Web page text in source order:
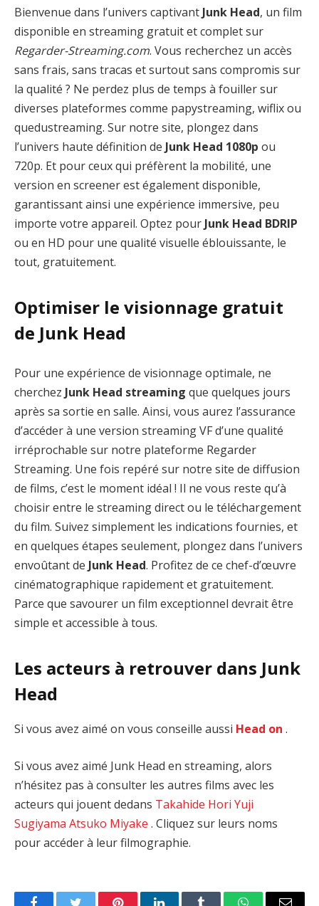
Bienvenue dans l’univers captivant Junk Head, un film
disponible en streaming gratuit et complet sur
Regarder-Streaming.com. Vous recherchez un accès
sans frais, sans tracas et surtout sans compromis sur
la qualité ? Ne perdez plus de temps à fouiller sur
diverses plateformes comme papystreaming, wiflix ou
quedustreaming. Sur notre site, plongez dans
l’univers haute définition de Junk Head 1080p ou
720p. Et pour ceux qui préfèrent la mobilité, une
version en screener est également disponible,
garantissant ainsi une expérience immersive, peu
importe votre appareil. Optez pour Junk Head BDRIP
ou en HD pour une qualité visuelle éblouissante, le
tout, gratuitement.
Optimiser le visionnage gratuit
de Junk Head
Pour une expérience de visionnage optimale, ne
cherchez Junk Head streaming que quelques jours
après sa sortie en salle. Ainsi, vous aurez l’assurance
d’accéder à une version streaming VF d’une qualité
irréprochable sur notre plateforme Regarder
Streaming. Une fois repéré sur notre site de diffusion
de films, c’est le moment idéal ! Il ne vous reste qu’à
choisir entre le streaming direct ou le téléchargement
du film. Suivez simplement les indications fournies, et
en quelques étapes seulement, plongez dans l’univers
envoûtant de Junk Head. Profitez de ce chef-d’œuvre
cinématographique rapidement et gratuitement.
Parce que savourer un film exceptionnel devrait être
simple et accessible à tous.
Les acteurs à retrouver dans Junk
Head
Si vous avez aimé on vous conseille aussi Head on .
Si vous avez aimé Junk Head en streaming, alors
n’hésitez pas à consulter les autres films avec les
acteurs qui jouent dedans Takahide Hori Yuji
Sugiyama Atsuko Miyake . Cliquez sur leurs noms
pour accéder à leur filmographie.